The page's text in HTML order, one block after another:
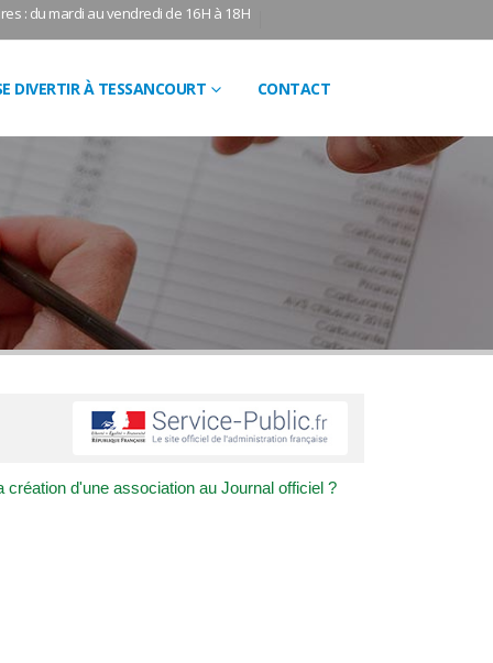
: du mardi au vendredi de 16H à 18H
DIVERTIR À TESSANCOURT CONTACT
création d'une association au Journal officiel ?